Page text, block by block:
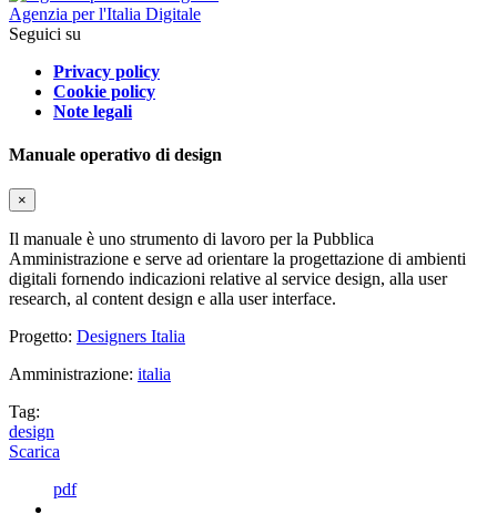
Agenzia per l'Italia Digitale
Seguici su
Privacy policy
Cookie policy
Note legali
Manuale operativo di design
×
Il manuale è uno strumento di lavoro per la Pubblica
Amministrazione e serve ad orientare la progettazione di ambienti
digitali fornendo indicazioni relative al service design, alla user
research, al content design e alla user interface.
Progetto: Designers Italia
Amministrazione: italia
Tag:
design
Scarica
pdf